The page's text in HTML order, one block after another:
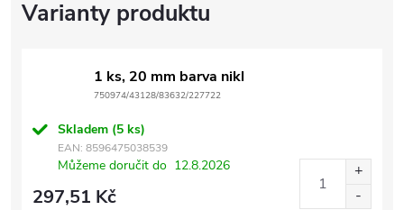
1 ks, 20 mm barva nikl
750974/43128/83632/227722
Skladem (5 ks)
EAN: 8596475038539
Můžeme doručit do 12.8.2026
297,51 Kč